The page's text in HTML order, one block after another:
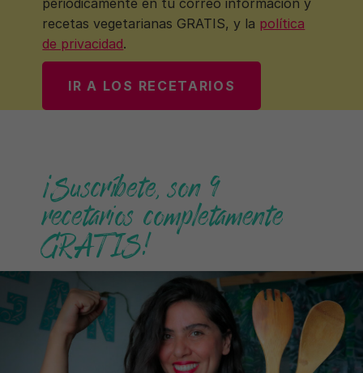
periódicamente en tu correo información y
recetas vegetarianas GRATIS, y la política
de privacidad.
¡Suscríbete, son 9
recetarios completamente
GRATIS!